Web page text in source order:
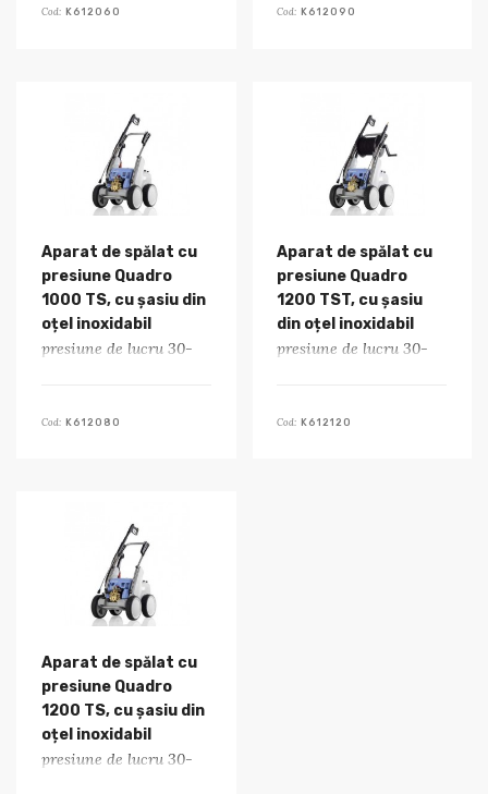
Cod: K612060 Cod: K612090
Aparat de spălat cu
presiune Quadro
1000 TS, cu șasiu din
oțel inoxidabil
presiune de lucru 30-
Cod: K612080
Aparat de spălat cu
presiune Quadro
1200 TST, cu șasiu
din oțel inoxidabil
presiune de lucru 30-
Cod: K612120
Aparat de spălat cu
presiune Quadro
1200 TS, cu șasiu din
oțel inoxidabil
presiune de lucru 30-